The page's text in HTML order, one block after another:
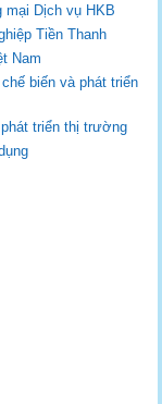
mại Dịch vụ HKB
Tiền Thanh
Nam
biến và phát triển
triển thị trường